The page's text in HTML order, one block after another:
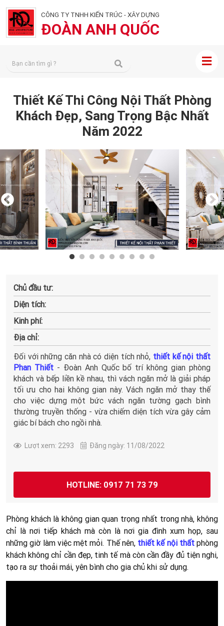
CÔNG TY TNHH KIẾN TRÚC - XÂY DỰNG
ĐOÀN ANH QUỐC
Thiết Kế Thi Công Nội Thất Phòng
Khách Đẹp, Sang Trọng Bậc Nhất
Năm 2022
Chủ đầu tư:
Diện tích:
Kinh phí:
Địa chỉ:
Đối với những căn nhà có diện tích nhỏ, thiết kế nội thất
Phan Thiết - Đoàn Anh Quốc bố trí không gian phòng
khách và bếp liền kề nhau, thì vách ngăn mở là giải pháp
tối ưu cho hai không gian này. Vách ngăn mở thay thế
cho việc dựng một bức vách ngăn tường gạch bình
thường truyền thống - vừa chiếm diện tích vừa gây cảm
giác bí bách cho ngồi nhà.
Lượt xem: 2293 Đăng ngày: 11/08/2022
HOTLINE: 0917 71 73 79
Phòng khách là không gian quan trọng nhất trong nhà, không
chỉ là nơi tiếp khách mà còn là nơi gia đình xum họp, sau
những giờ làm việc mệt mỏi. Thế nên, thiết kế nội thất phòng
khách không chỉ cần đẹp, tinh tế mà còn cần đầy đủ tiện nghi,
tạo ra sự thoải mái, yên bình cho gia chủ khi sử dụng.